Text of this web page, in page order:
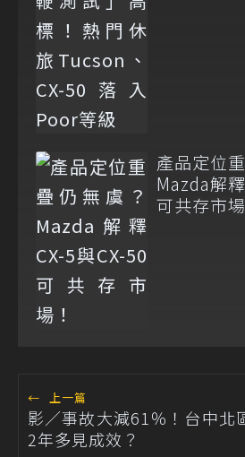
產品定位
Mazda解
可共存市場
← 上一篇
影／事故大減61％！台中北
2年多見成效？